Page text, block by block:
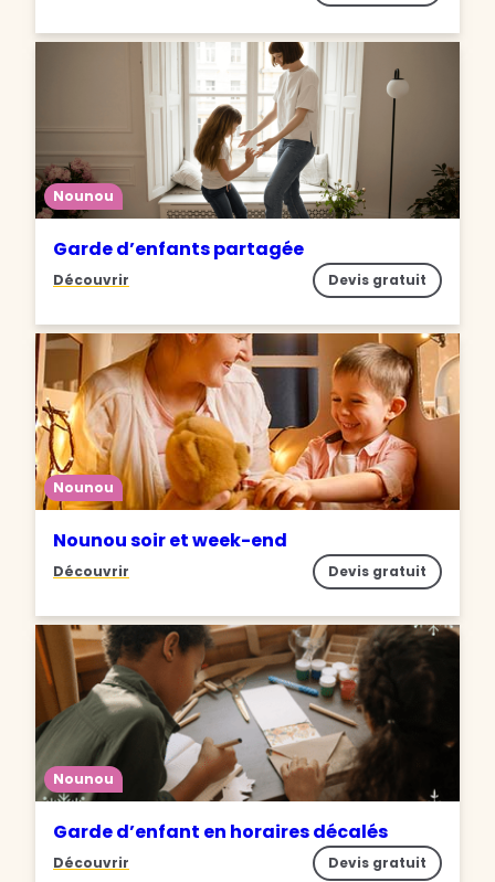
Nounou
Garde d’enfants partagée
Découvrir Devis gratuit
Nounou
Nounou soir et week-end
Découvrir Devis gratuit
Nounou
Garde d’enfant en horaires décalés
Découvrir Devis gratuit